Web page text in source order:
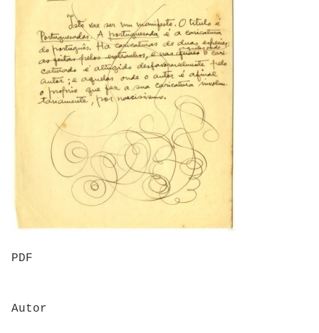
PDF
Autor